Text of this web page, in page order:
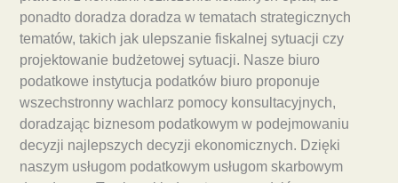
ponadto doradza doradza w tematach strategicznych
tematów, takich jak ulepszanie fiskalnej sytuacji czy
projektowanie budżetowej sytuacji. Nasze biuro
podatkowe instytucja podatków biuro proponuje
wszechstronny wachlarz pomocy konsultacyjnych,
doradzając biznesom podatkowym w podejmowaniu
decyzji najlepszych decyzji ekonomicznych. Dzięki
naszym usługom podatkowym usługom skarbowym